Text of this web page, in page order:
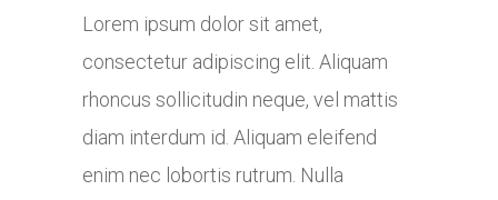
Lorem ipsum dolor sit amet,
consectetur adipiscing elit. Aliquam
rhoncus sollicitudin neque, vel mattis
diam interdum id. Aliquam eleifend
enim nec lobortis rutrum. Nulla